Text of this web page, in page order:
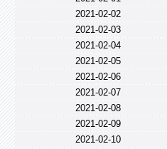
2021-02-02
2021-02-03
2021-02-04
2021-02-05
2021-02-06
2021-02-07
2021-02-08
2021-02-09
2021-02-10